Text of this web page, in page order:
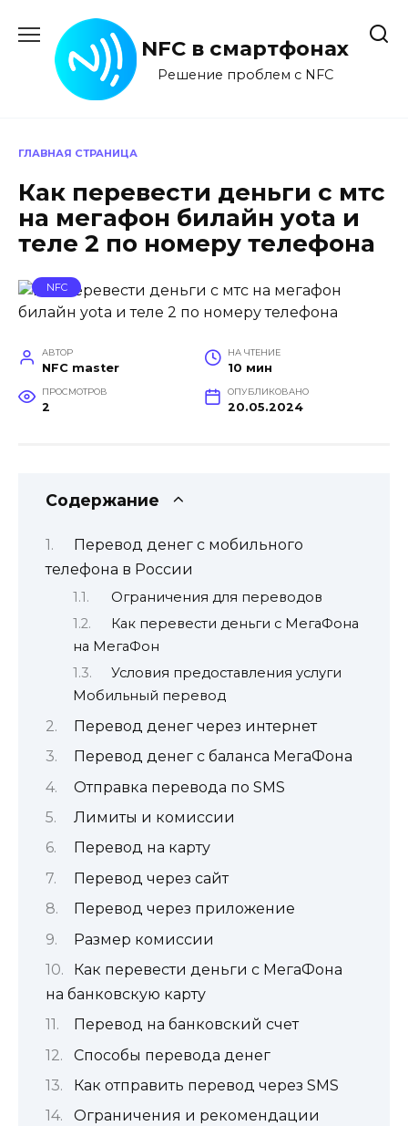
содержанию
NFC в смартфонах
Решение проблем с NFC
ГЛАВНАЯ СТРАНИЦА
Как перевести деньги с мтс
на мегафон билайн yota и
теле 2 по номеру телефона
NFC
АВТОР
NFC master
НА ЧТЕНИЕ
10 мин
ПРОСМОТРОВ
2
ОПУБЛИКОВАНО
20.05.2024
Содержание
Перевод денег с мобильного
телефона в России
Ограничения для переводов
Как перевести деньги с МегаФона
на МегаФон
Условия предоставления услуги
Мобильный перевод
Перевод денег через интернет
Перевод денег с баланса МегаФона
Отправка перевода по SMS
Лимиты и комиссии
Перевод на карту
Перевод через сайт
Перевод через приложение
Размер комиссии
Как перевести деньги с МегаФона
на банковскую карту
Перевод на банковский счет
Способы перевода денег
Как отправить перевод через SMS
Ограничения и рекомендации